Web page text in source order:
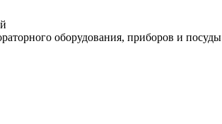
оборудования, приборов и посуды